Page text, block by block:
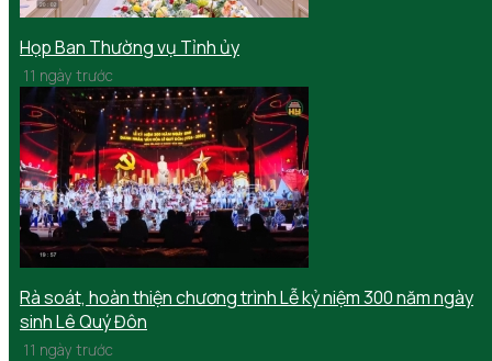
Họp Ban Thường vụ Tỉnh ủy
11 ngày trước
Rà soát, hoàn thiện chương trình Lễ kỷ niệm 300 năm ngày
sinh Lê Quý Đôn
11 ngày trước